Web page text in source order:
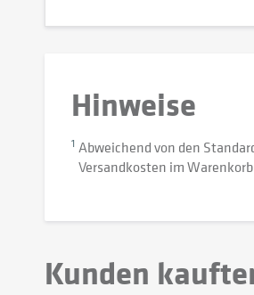
Hinweise
1 Abweichend von den
Versandkosten im
Kunden